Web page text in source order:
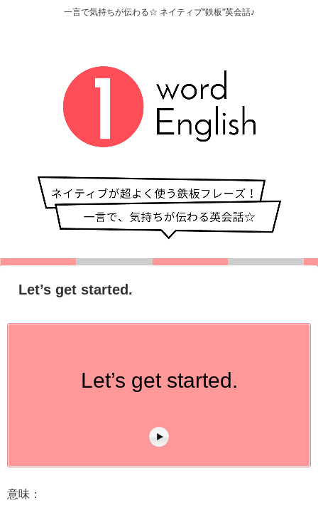
一言で気持ちが伝わる☆ ネイティブ"鉄板"英会話♪
Let’s get started.
Let’s get started.
意味：